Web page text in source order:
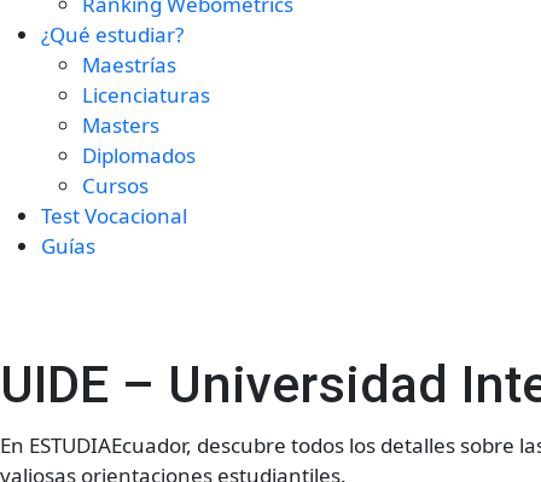
¿Qué estudiar?
Maestrías
Licenciaturas
Masters
Diplomados
Cursos
Test Vocacional
Guías
UIDE – Universidad
En ESTUDIAEcuador, descubre todos los detalles
valiosas orientaciones estudiantiles.